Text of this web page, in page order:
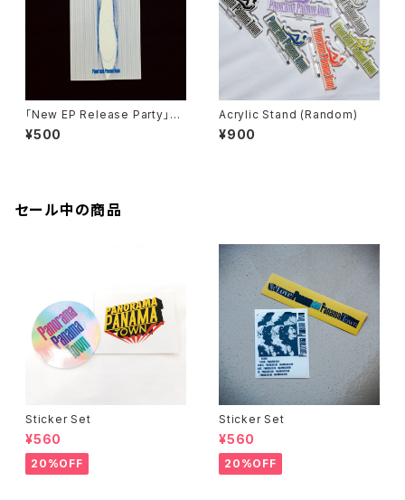
「New EP Release Party」Pa
ss Sticker (無記入ver)
¥500
Acrylic Stand (Random)
¥900
セール中の商品
Sticker Set
¥560
20%OFF
Sticker Set
¥560
20%OFF